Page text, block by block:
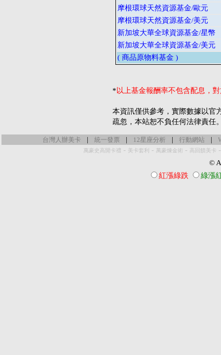
摩根環球天然資源基金/歐元
摩根環球天然資源基金/美元
新加坡大華全球資源基金/星幣
新加坡大華全球資源基金/美元
( 商品原物料基金 )
*以上基金報酬率不包含配息，
本資訊僅供參考，實際數據以官
疏忽，本站恕不負任何法律責任
台灣人辦美卡 | 統一發票 | 12星座分析 | 行動網站 |
萬豪史高開卡禮 - 美卡套利 - 萬豪煉金術 - 高回饋美卡
©
紅漲綠跌
綠漲